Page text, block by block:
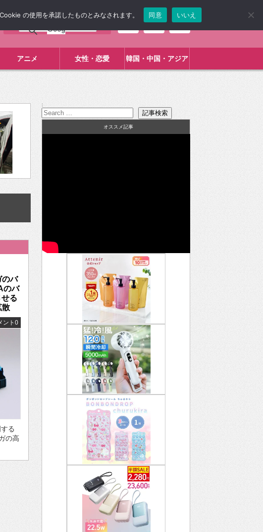
アニメ 女性・恋愛 韓国・中国・アジア
のバ
のバ
る
散
ント0
る
の高
:
オススメ記事
の使用を承諾したものとみなされます。 同意 いいえ